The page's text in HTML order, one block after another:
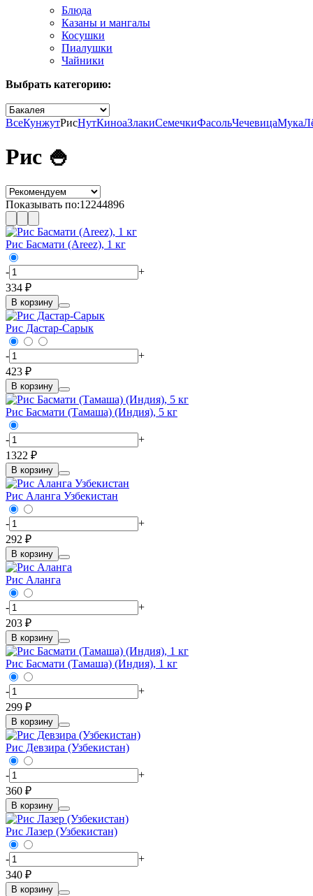
Блюда
Казаны и мангалы
Косушки
Пиалушки
Чайники
Выбрать категорию:
ВсеКунжутРисНутКиноаЗлакиСемечкиФасольЧечевицаМука
Рис 🍚
Показывать по:12244896
Рис Басмати (Areez), 1 кг
-
+
334 ₽
В корзину
Рис Дастар-Сарык
-
+
423 ₽
В корзину
Рис Басмати (Тамаша) (Индия), 5 кг
-
+
1322 ₽
В корзину
Рис Аланга Узбекистан
-
+
292 ₽
В корзину
Рис Аланга
-
+
203 ₽
В корзину
Рис Басмати (Тамаша) (Индия), 1 кг
-
+
299 ₽
В корзину
Рис Девзира (Узбекистан)
-
+
360 ₽
В корзину
Рис Лазер (Узбекистан)
-
+
340 ₽
В корзину